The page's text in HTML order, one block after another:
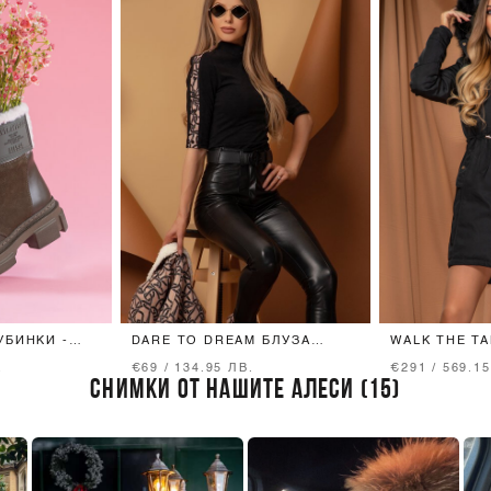
-
DARE TO DREAM БЛУЗА
€69 / 134.95 ЛВ.
WALK THE
€291 /
СНИМКИ ОТ НАШИТЕ АЛЕСИ (15)